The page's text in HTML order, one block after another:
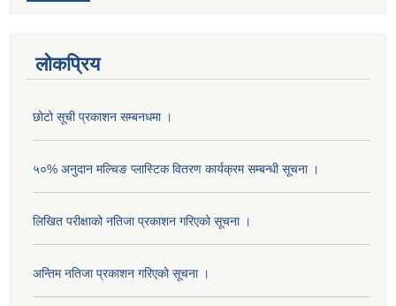
लोकप्रिय
छोटो सूची प्रकाशन सम्बनधमा ।
५०% अनुदान मल्चिङ प्लास्टिक वितरण कार्यक्रम सम्बन्धी सूचना ।
लिखित परीक्षाको नतिजा प्रकाशन गरिएको सूचना ।
अन्तिम नतिजा प्रकाशन गरिएको सूचना ।